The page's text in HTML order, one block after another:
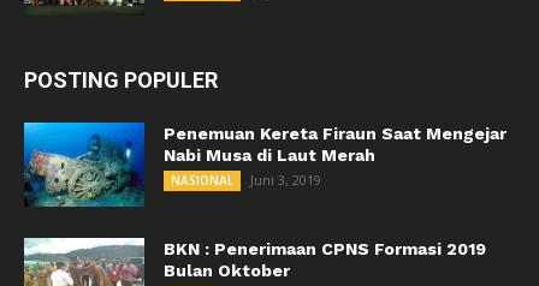
POSTING POPULER
Penemuan Kereta Firaun Saat Mengejar
Nabi Musa di Laut Merah
NASIONAL Juni 3, 2019
BKN : Penerimaan CPNS Formasi 2019
Bulan Oktober